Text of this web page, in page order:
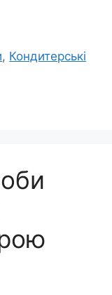
, Кондитерські